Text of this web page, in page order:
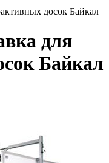
досок Байкал
для
Байкал